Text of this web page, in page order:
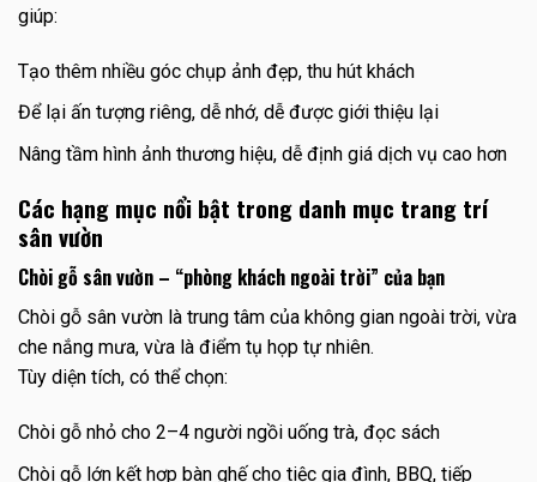
giúp:
Tạo thêm nhiều góc chụp ảnh đẹp, thu hút khách
Để lại ấn tượng riêng, dễ nhớ, dễ được giới thiệu lại
Nâng tầm hình ảnh thương hiệu, dễ định giá dịch vụ cao hơn
Các hạng mục nổi bật trong danh mục trang trí
sân vườn
Chòi gỗ sân vườn – “phòng khách ngoài trời” của bạn
Chòi gỗ sân vườn là trung tâm của không gian ngoài trời, vừa
che nắng mưa, vừa là điểm tụ họp tự nhiên.
Tùy diện tích, có thể chọn:
Chòi gỗ nhỏ cho 2–4 người ngồi uống trà, đọc sách
Chòi gỗ lớn kết hợp bàn ghế cho tiệc gia đình, BBQ, tiếp